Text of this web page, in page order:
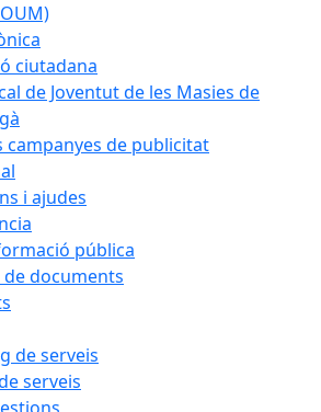
ciutadana
de Joventut de les Masies de
campanyes de publicitat
i ajudes
pública
documents
de serveis
serveis